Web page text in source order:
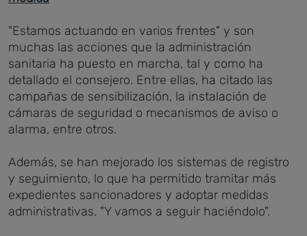
"Estamos actuando en varios frentes" y son
muchas las acciones que la administración
sanitaria ha puesto en marcha, tal y como ha
detallado el consejero. Entre ellas, ha citado las
campañas de sensibilización, la instalación de
cámaras de seguridad o mecanismos de aviso o
alarma, entre otros.
Además, se han mejorado los sistemas de registro
y seguimiento, lo que ha permitido tramitar más
expedientes sancionadores y adoptar medidas
administrativas. "Y vamos a seguir haciéndolo".